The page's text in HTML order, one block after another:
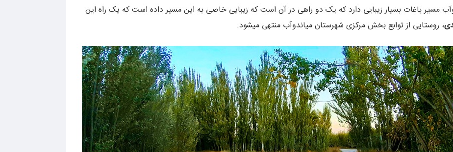
مسیر باغات بسیار زیبایی دارد که یک دو راهی در آن است که زیبایی خاصی به این مسیر داده است که یک راه این
، روستایی از توابع بخش مرکزی شهرستان میاندوآب منتهی میشود.